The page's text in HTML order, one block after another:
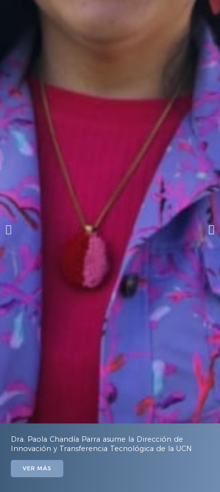
Dra. Paola Chandía Parra asume la Dirección de
Innovación y Transferencia Tecnológica de la UCN
VER MÁS